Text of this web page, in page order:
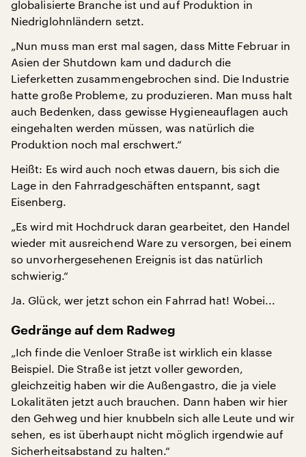
globalisierte Branche ist und auf Produktion in
Niedriglohnländern setzt.
„Nun muss man erst mal sagen, dass Mitte Februar in
Asien der Shutdown kam und dadurch die
Lieferketten zusammengebrochen sind. Die Industrie
hatte große Probleme, zu produzieren. Man muss halt
auch Bedenken, dass gewisse Hygieneauflagen auch
eingehalten werden müssen, was natürlich die
Produktion noch mal erschwert.“
Heißt: Es wird auch noch etwas dauern, bis sich die
Lage in den Fahrradgeschäften entspannt, sagt
Eisenberg.
„Es wird mit Hochdruck daran gearbeitet, den Handel
wieder mit ausreichend Ware zu versorgen, bei einem
so unvorhergesehenen Ereignis ist das natürlich
schwierig.“
Ja. Glück, wer jetzt schon ein Fahrrad hat! Wobei...
Gedränge auf dem Radweg
„Ich finde die Venloer Straße ist wirklich ein klasse
Beispiel. Die Straße ist jetzt voller geworden,
gleichzeitig haben wir die Außengastro, die ja viele
Lokalitäten jetzt auch brauchen. Dann haben wir hier
den Gehweg und hier knubbeln sich alle Leute und wir
sehen, es ist überhaupt nicht möglich irgendwie auf
Sicherheitsabstand zu halten.“